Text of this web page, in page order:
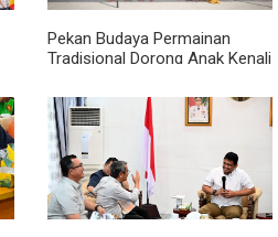
Pekan Budaya Permainan
Tradisional Dorong Anak Kenali
Ketergantungan Gadget